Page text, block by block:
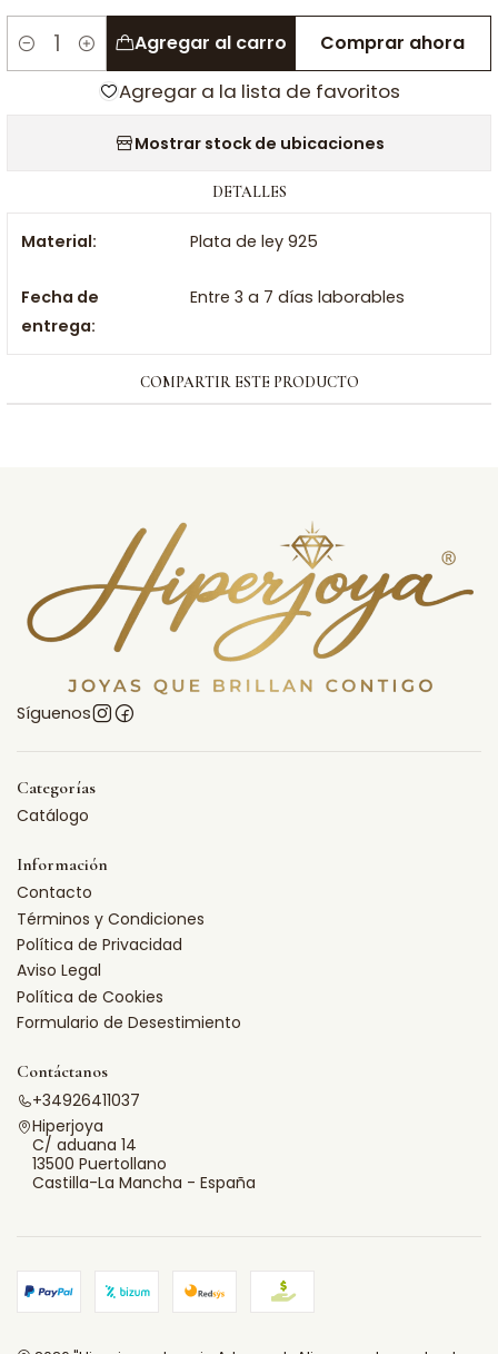
Cantidad
Agregar al carro Comprar ahora
Agregar a la lista de favoritos
Mostrar stock de ubicaciones
DETALLES
Material: Plata de ley 925
Fecha de
entrega:
Entre 3 a 7 días laborables
COMPARTIR ESTE PRODUCTO
Síguenos
Categorías
Catálogo
Información
Contacto
Términos y Condiciones
Política de Privacidad
Aviso Legal
Política de Cookies
Formulario de Desestimiento
Contáctanos
+34926411037
Hiperjoya
C/ aduana 14
13500 Puertollano
Castilla-La Mancha - España